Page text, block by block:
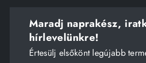
Maradj naprakész,
hírlevelünkre!
Értesülj elsőkönt legújabb